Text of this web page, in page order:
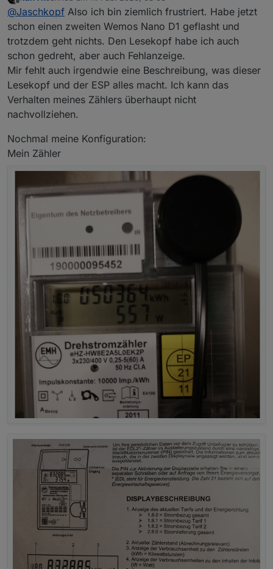
ist nicht richtig. Ich hatte den Fall bei mir auch mal
und musste die Firmware neu flashen. Scheint ein
Bug zu sein. Vergiss nur nicht den CFG_HOLDER zu
verändern bevor du neu compilierst, wie in der
Anleitung beschrieben.
Gruß Jaschkopf
Offline zuletzt editiert von
@Jaschkopf Also ich bin ziemlich frustriert. Habe jetzt
schon einen zweiten Wemos Nano D1 geflasht und
trotzdem geht nichts. Den Lesekopf habe ich auch
schon gedreht, aber auch Fehlanzeige.
Mir fehlt auch irgendwie eine Beschreibung, was dieser
Lesekopf und der ESP alles macht. Ich kann das
Verhalten meines Zählers überhaupt nicht
nachvollziehen.
Nochmal meine Konfiguration:
Mein Zähler